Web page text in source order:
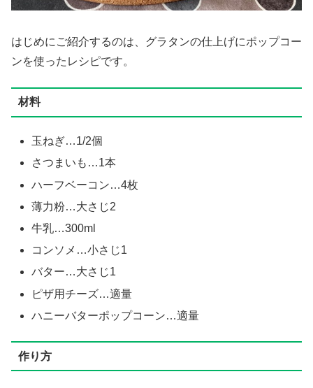
はじめにご紹介するのは、グラタンの仕上げにポップコー
ンを使ったレシピです。
材料
玉ねぎ…1/2個
さつまいも…1本
ハーフベーコン…4枚
薄力粉…大さじ2
牛乳…300ml
コンソメ…小さじ1
バター…大さじ1
ピザ用チーズ…適量
ハニーバターポップコーン…適量
作り方